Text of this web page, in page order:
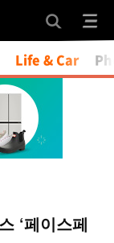
Mute
Life & Car
‘페이스페